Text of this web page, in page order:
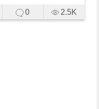
0 2.5K